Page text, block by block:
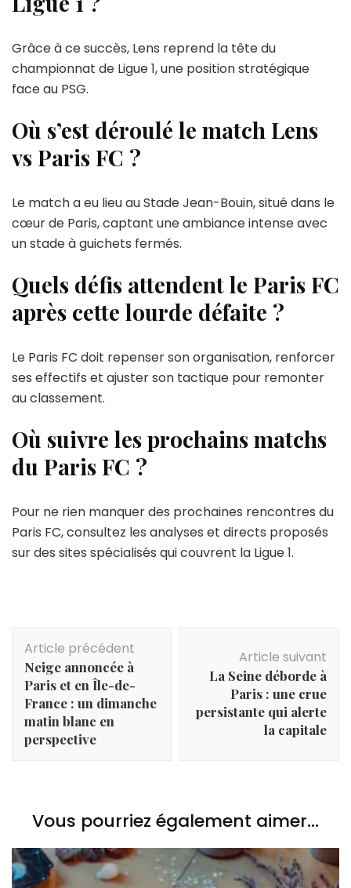
Grâce à ce succès, Lens reprend la tête du
championnat de Ligue 1, une position stratégique
face au PSG.
Où s’est déroulé le match Lens
vs Paris FC ?
Le match a eu lieu au Stade Jean-Bouin, situé dans le
cœur de Paris, captant une ambiance intense avec
un stade à guichets fermés.
Quels défis attendent le Paris FC
après cette lourde défaite ?
Le Paris FC doit repenser son organisation, renforcer
ses effectifs et ajuster son tactique pour remonter
au classement.
Où suivre les prochains matchs
du Paris FC ?
Pour ne rien manquer des prochaines rencontres du
Paris FC, consultez les analyses et directs proposés
sur des sites spécialisés qui couvrent la Ligue 1.
Navigation
d'article
Article précédent
Neige annoncée à
Paris et en Île-de-
France : un dimanche
matin blanc en
perspective
Article suivant
La Seine déborde à
Paris : une crue
persistante qui alerte
la capitale
Vous pourriez également aimer...